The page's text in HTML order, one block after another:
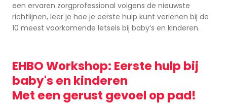
een ervaren zorgprofessional volgens de nieuwste
richtlijnen, leer je hoe je eerste hulp kunt verlenen bij de
10 meest voorkomende letsels bij baby’s en kinderen.
EHBO Workshop: Eerste hulp bij
baby's en kinderen
Met een gerust gevoel op pad!